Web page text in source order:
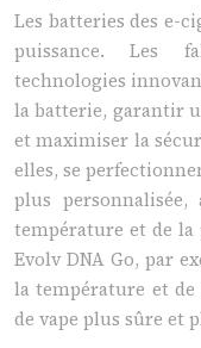
Les batteries des e-
puissance. Les
technologies
la batterie, garantir
et maximiser la
elles, se
plus
température et de la
Evolv DNA Go, par
la température et de
de vape plus sûre et